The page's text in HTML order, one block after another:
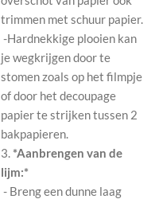
trimmen met schuur papier.
-Hardnekkige plooien kan
je wegkrijgen door te
stomen zoals op het filmpje
of door het decoupage
papier te strijken tussen 2
bakpapieren.
3.*Aanbrengen van de
lijm:*
- Breng een dunne laag